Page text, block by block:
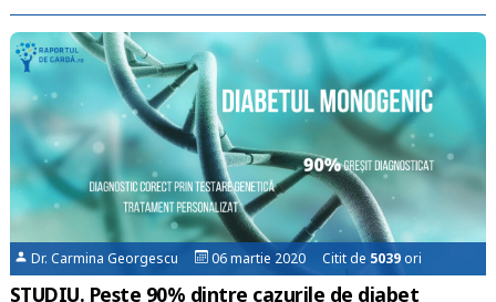
Dr. Carmina Georgescu 06 martie 2020 Citit de 5039ori
STUDIU. Peste 90% dintre cazurile de diabet